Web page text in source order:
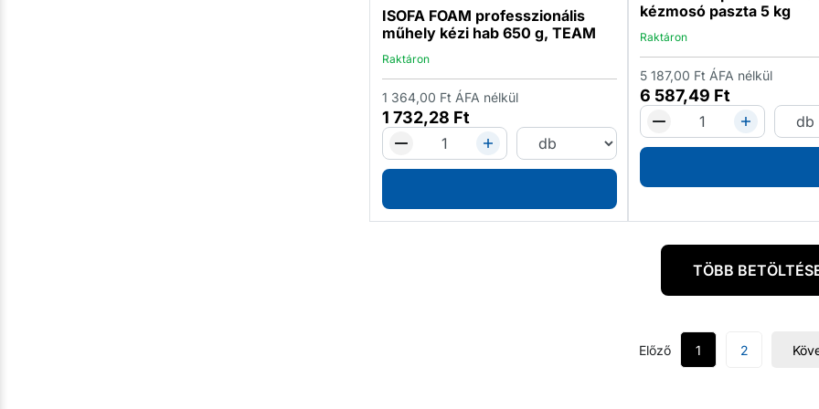
ISOFA FOAM professzionális
műhely kézi hab 650 g, TEAM
Raktáron
1 732,28 Ft
1 364,00 Ft ÁFA nélkül
kézmosó paszta 5 kg
Raktáron
6 587,49 Ft
5 187,00 Ft ÁFA nélkül
TÖBB
Előző 1 2